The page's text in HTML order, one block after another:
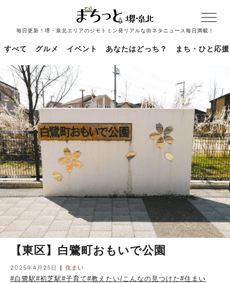
毎日更新！堺・泉北エリアのジモトミン発リアルな街ネタニュース毎日満載！
すべて グルメ イベント あなたはどっち？ まち・ひと応援
【東区】白鷺町おもいで公園
2025年4月25日 住まい
#白鷺駅#初芝駅#子育て#教えたい/こんなの見つけた#住まい